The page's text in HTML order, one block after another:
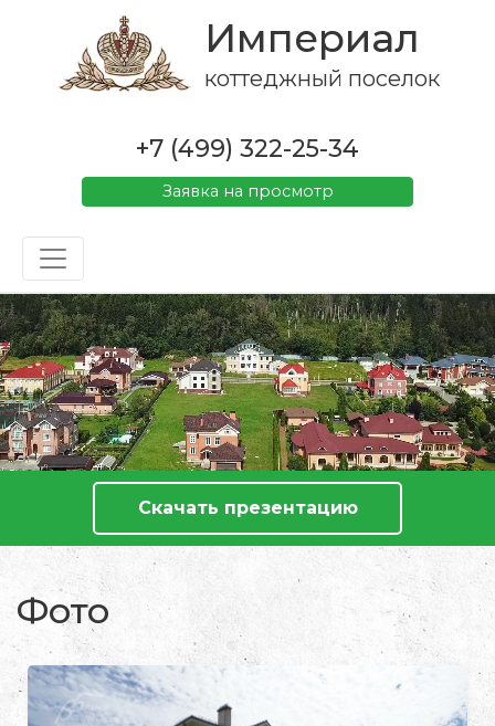
Империал
коттеджный поселок
+7 (499) 322-25-34
Заявка на просмотр
Скачать презентацию
Фото